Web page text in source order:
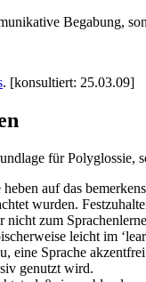
Begabung,
. [konsultiert: 25.03.09]
für Polyglossie,
auf das
wurden.
nicht zum
leicht im
eine Sprache
genutzt wird.